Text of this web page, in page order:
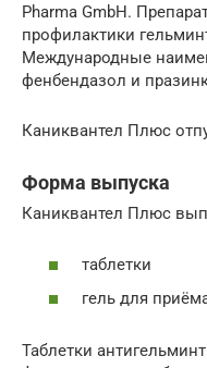
Pharma GmbH.
профилактики
Международные
фенбендазол и
Каниквантел Плюс
Форма выпуска
Каниквантел Плюс
таблетки
гель для
Таблетки